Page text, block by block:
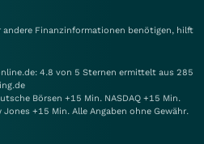
andere Finanzinformationen benötigen, hilft
4.8 von 5 Sternen ermittelt aus 285
Börsen +15 Min. NASDAQ +15 Min.
Jones +15 Min. Alle Angaben ohne Gewähr.